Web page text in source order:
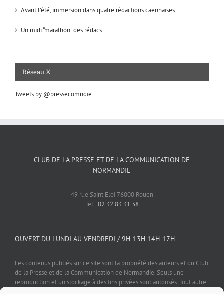
Avant l’été, immersion dans quatre rédactions caennaises
Un midi “marathon” des rédacs
Réseau X
Tweets by @pressecomndie
CLUB DE LA PRESSE ET DE LA COMMUNICATION DE
NORMANDIE
49 rue Saint Eloi 76000 Rouen
Tel :02 32 83 31 38
OUVERT DU LUNDI AU VENDREDI / 9H-13H 14H-17H
Les contenus publiés sur ce site sont la propriété des auteurs et du Club
de la Presse et de la Communication de Normandie. Seuls une
reproduction et un stockage à des fins privées sont autorisés. Tout autre